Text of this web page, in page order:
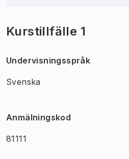
Kurstillfälle 1
Undervisningsspråk
Svenska
Anmälningskod
81111